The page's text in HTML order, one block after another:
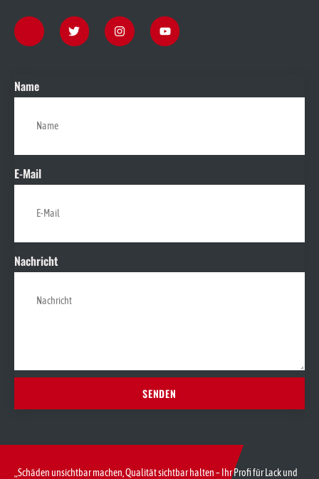
Name
E-Mail
Nachricht
SENDEN
„Schäden unsichtbar machen, Qualität sichtbar halten – Ihr Profi für Lack und